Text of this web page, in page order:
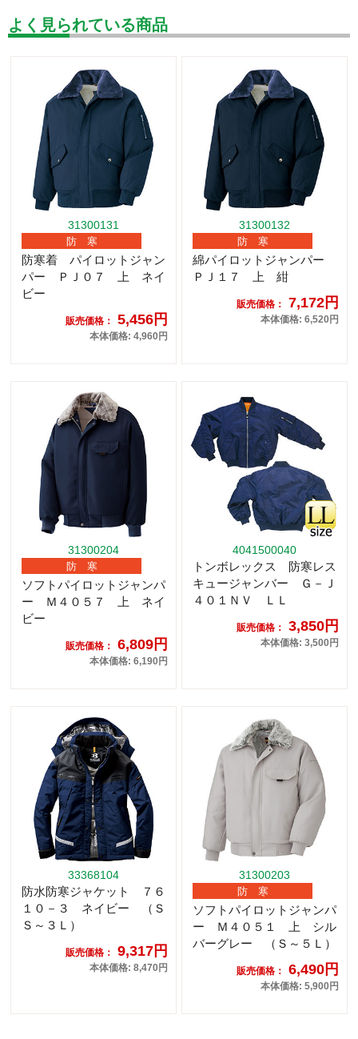
よく見られている商品
31300131
防 寒
防寒着 パイロットジャン
パー ＰＪ０７ 上 ネイ
ビー
販売価格： 5,456円
本体価格: 4,960円
31300132
防 寒
綿パイロットジャンパー
ＰＪ１７ 上 紺
販売価格： 7,172円
本体価格: 6,520円
31300204
防 寒
ソフトパイロットジャンパ
ー Ｍ４０５７ 上 ネイ
ビー
販売価格： 6,809円
本体価格: 6,190円
4041500040
トンボレックス 防寒レス
キュージャンバー Ｇ－Ｊ
４０１ＮＶ ＬＬ
販売価格： 3,850円
本体価格: 3,500円
33368104
防水防寒ジャケット ７６
１０－３ ネイビー （Ｓ
Ｓ～３Ｌ）
販売価格： 9,317円
本体価格: 8,470円
31300203
防 寒
ソフトパイロットジャンパ
ー Ｍ４０５１ 上 シル
バーグレー （Ｓ～５Ｌ）
販売価格： 6,490円
本体価格: 5,900円